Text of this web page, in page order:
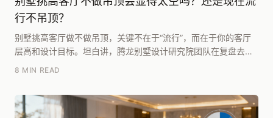
行不吊顶？
别墅挑高客厅做不做吊顶，关键不在于“流行”，而在于你的客厅
层高和设计目标。坦白讲，腾龙别墅设计研究院团队在复盘去年
8 MIN READ